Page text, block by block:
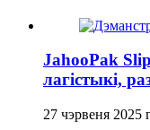
JahooPak
лагістыкі,
27 чэрвеня 2025